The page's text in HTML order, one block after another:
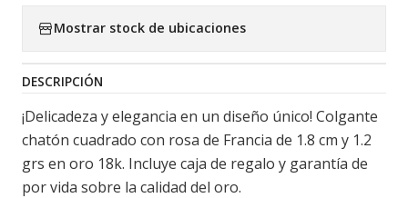
Mostrar stock de ubicaciones
DESCRIPCIÓN
¡Delicadeza y elegancia en un diseño único! Colgante
chatón cuadrado con rosa de Francia de 1.8 cm y 1.2
grs en oro 18k. Incluye caja de regalo y garantía de
por vida sobre la calidad del oro.